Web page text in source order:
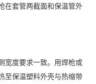
在套管两截面和保温管外
度要求一致。用焊枪或
至保温塑料外壳与热缩带